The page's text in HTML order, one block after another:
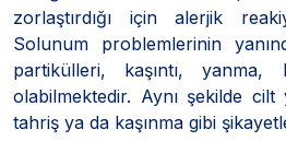
zorlaştırdığı için alerjik
Solunum problemlerinin
partikülleri, kaşıntı, yanma,
olabilmektedir. Aynı şekilde
tahriş ya da kaşınma gibi